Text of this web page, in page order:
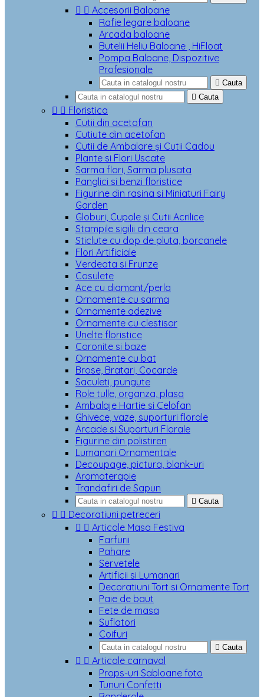
  Accesorii Baloane
Rafie legare baloane
Arcada baloane
Butelii Heliu Baloane , HiFloat
Pompa Baloane, Dispozitive
Profesionale
 Cauta
 Cauta
  Floristica
Cutii din acetofan
Cutiute din acetofan
Cutii de Ambalare și Cutii Cadou
Plante si Flori Uscate
Sarma flori, Sarma plusata
Panglici si benzi floristice
Figurine din rasina si Miniaturi Fairy
Garden
Globuri, Cupole și Cutii Acrilice
Stampile sigilii din ceara
Sticlute cu dop de pluta, borcanele
Flori Artificiale
Verdeata si Frunze
Cosulete
Ace cu diamant/perla
Ornamente cu sarma
Ornamente adezive
Ornamente cu clestisor
Unelte floristice
Coronite si baze
Ornamente cu bat
Brose, Bratari, Cocarde
Saculeti, pungute
Role tulle, organza, plasa
Ambalaje Hartie si Celofan
Ghivece, vaze, suporturi florale
Arcade si Suporturi Florale
Figurine din polistiren
Lumanari Ornamentale
Decoupage, pictura, blank-uri
Aromaterapie
Trandafiri de Sapun
 Cauta
  Decoratiuni petreceri
  Articole Masa Festiva
Farfurii
Pahare
Servetele
Artificii si Lumanari
Decoratiuni Tort si Ornamente Tort
Paie de baut
Fete de masa
Suflatori
Coifuri
 Cauta
  Articole carnaval
Props-uri Sabloane foto
Tunuri Confetti